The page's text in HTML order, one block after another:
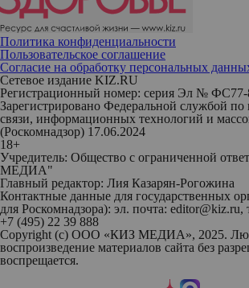
Политика конфиденциальности
Пользовательское соглашение
Согласие на обработку персональных
Сетевое издание KIZ.RU
Регистрационный номер: серия Эл № ФС77-
Зарегистрировано Федеральной службой по
связи, информационных технологий и
(Роскомнадзор) 17.06.2024
18+
Учредитель: Общество с ограниченной
МЕДИА"
Главный редактор: Лия Казарян-Рогожина
Контактные данные для государственных
для Роскомнадзора): эл. почта: editor@kiz.ru,
+7 (495) 22 39 888
Copyright (с) ООО «КИЗ МЕДИА», 2025.
воспроизведение материалов сайта без
воспрещается.